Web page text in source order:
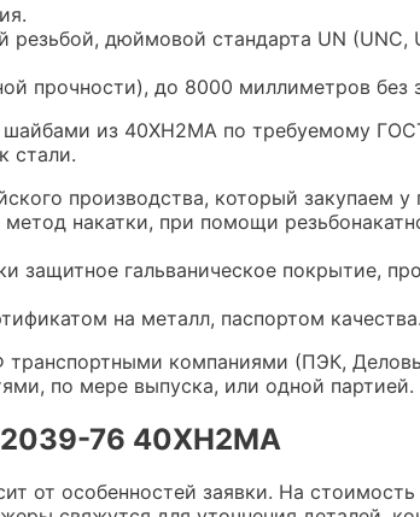
резьбой, дюймовой стандарта UN (UNC,
прочности), до 8000 миллиметров без
шайбами из 40ХН2МА по требуемому
стали.
производства, который закупаем
накатки, при помощи
защитное гальваническое покрытие,
на металл, паспортом качества.
транспортными компаниями (ПЭК,
по мере выпуска, или одной партией.
76 40ХН2МА
от особенностей заявки. На